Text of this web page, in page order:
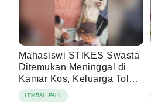
Mahasiswi STIKES Swasta
Ditemukan Meninggal di
Kamar Kos, Keluarga Tolak
Autopsi
LEMBAH PALU